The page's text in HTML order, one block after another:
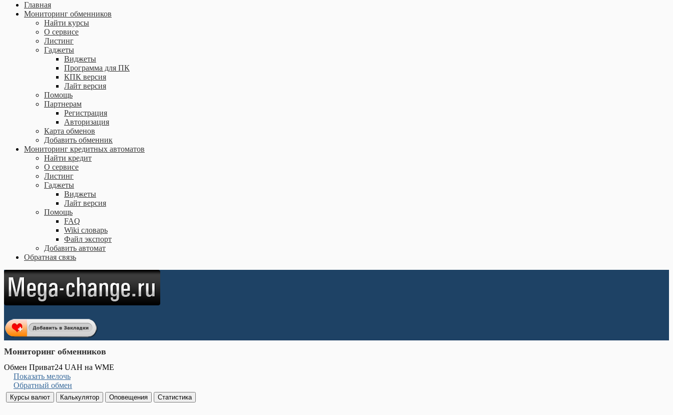
Главная
Мониторинг обменников
Найти курсы
О сервисе
Листинг
Гаджеты
Виджеты
Программа для ПК
КПК версия
Лайт версия
Помощь
Партнерам
Регистрация
Авторизация
Карта обменов
Добавить обменник
Мониторинг кредитных автоматов
Найти кредит
О сервисе
Листинг
Гаджеты
Виджеты
Лайт версия
Помощь
FAQ
Wiki словарь
Файл экспорт
Добавить автомат
Обратная связь
Мониторинг обменников
Обмен Приват24 UAH на WME
Показать мелочь
Обратный обмен